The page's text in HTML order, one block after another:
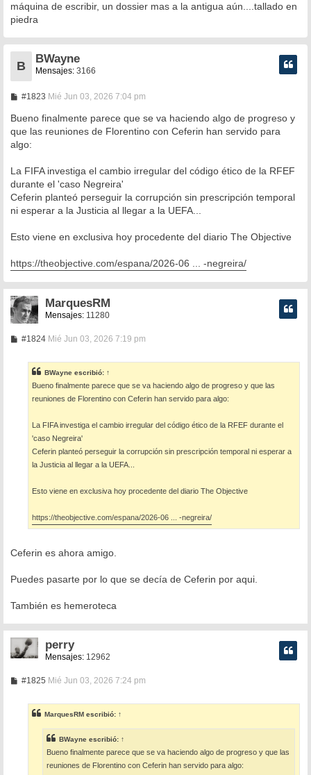
máquina de escribir, un dossier mas a la antigua aún....tallado en
piedra
B
BWayne
Mensajes: 3166
#1823M
n
s
a
Mié Jun 03, 2026 7:04 pm
Bueno finalmente parece que se va haciendo algo de progreso y
que las reuniones de Florentino con Ceferin han servido para
algo:
La FIFA investiga el cambio irregular del código ético de la RFEF
durante el 'caso Negreira'
Ceferin planteó perseguir la corrupción sin prescripción temporal
ni esperar a la Justicia al llegar a la UEFA...
Esto viene en exclusiva hoy procedente del diario The Objective
https://theobjective.com/espana/2026-06 ... -negreira/
MarquesRM
Mensajes: 11280
#1824M
a
j
e
Mié Jun 03, 2026 7:19 pm
BWayne escribió: ↑
Bueno finalmente parece que se va haciendo algo de progreso y que las
reuniones de Florentino con Ceferin han servido para algo:
La FIFA investiga el cambio irregular del código ético de la RFEF durante el
'caso Negreira'
Ceferin planteó perseguir la corrupción sin prescripción temporal ni esperar a
la Justicia al llegar a la UEFA...
Esto viene en exclusiva hoy procedente del diario The Objective
https://theobjective.com/espana/2026-06 ... -negreira/
Ceferin es ahora amigo.
Puedes pasarte por lo que se decía de Ceferin por aqui.
También es hemeroteca
perry
Mensajes: 12962
#1825M
a
j
e
Mié Jun 03, 2026 7:24 pm
MarquesRM escribió: ↑
BWayne escribió: ↑
Bueno finalmente parece que se va haciendo algo de progreso y que las
reuniones de Florentino con Ceferin han servido para algo: